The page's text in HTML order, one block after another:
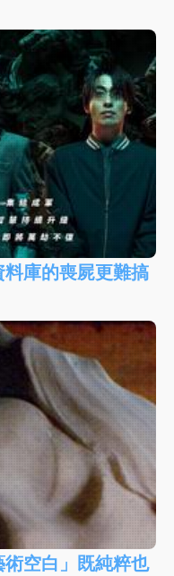
料庫的喪屍更難搞
術空白」既純粹也